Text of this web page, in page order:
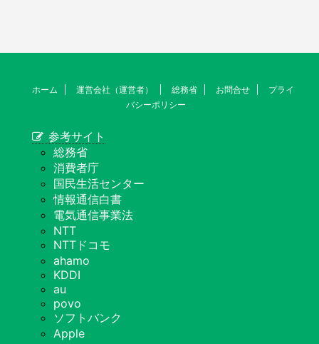
ホーム 運営会社（運営者） 総務省 お問合せ
プライ
バシーポリシー
参考サイト
総務省
消費者庁
国民生活センター
情報通信白書
電気通信事業法
NTT
NTTドコモ
ahamo
KDDI
au
povo
ソフトバンク
Apple